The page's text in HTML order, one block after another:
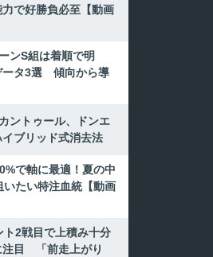
で好勝負必至【動画
ンS組は着順で明
ータ3選 傾向から導
ントゥール、ドンエ
ブリッド式消去法
で軸に最適！夏の中
たい特注血統【動画
ト2戦目で上積み十分
注目 「前走上がり